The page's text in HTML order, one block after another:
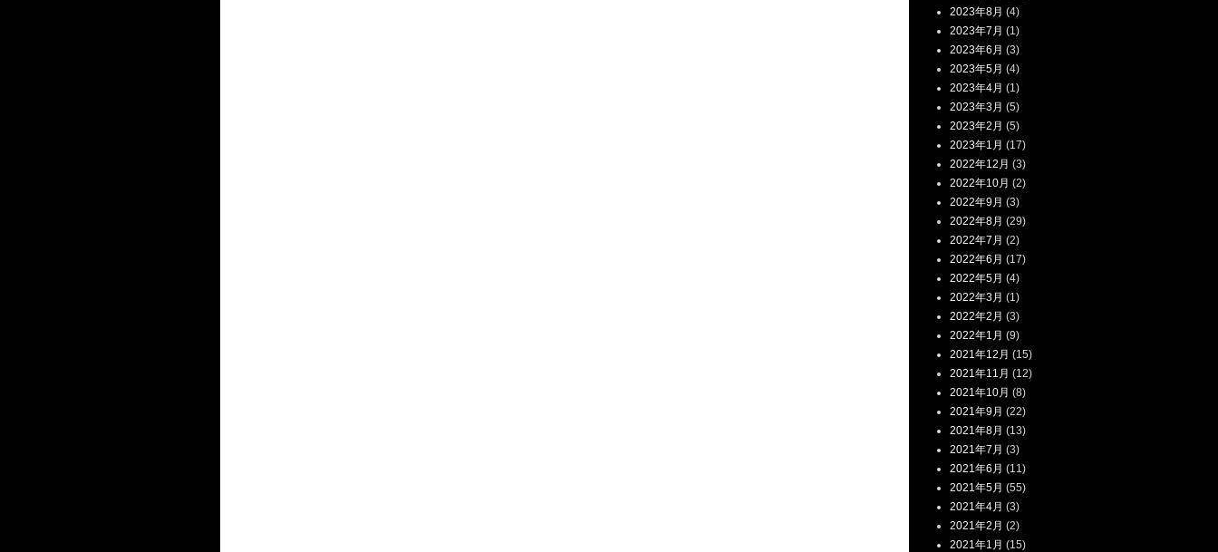
2023年8月 (4)
2023年7月 (1)
2023年6月 (3)
2023年5月 (4)
2023年4月 (1)
2023年3月 (5)
2023年2月 (5)
2023年1月 (17)
2022年12月 (3)
2022年10月 (2)
2022年9月 (3)
2022年8月 (29)
2022年7月 (2)
2022年6月 (17)
2022年5月 (4)
2022年3月 (1)
2022年2月 (3)
2022年1月 (9)
2021年12月 (15)
2021年11月 (12)
2021年10月 (8)
2021年9月 (22)
2021年8月 (13)
2021年7月 (3)
2021年6月 (11)
2021年5月 (55)
2021年4月 (3)
2021年2月 (2)
2021年1月 (15)